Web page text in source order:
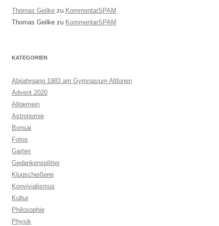
Thomas Geilke zu KommentarSPAM
Thomas Geilke zu KommentarSPAM
KATEGORIEN
Abijahrgang 1983 am Gymnasium Altlünen
Advent 2020
Allgemein
Astronomie
Bonsai
Fotos
Garten
Gedankensplitter
Klugscheißerei
Konvivialismus
Kultur
Philosophie
Physik